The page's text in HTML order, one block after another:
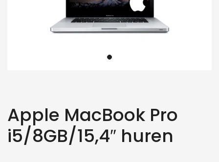
Apple MacBook Pro
i5/8GB/15,4″ huren